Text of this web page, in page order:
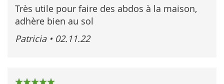
Très utile pour faire des abdos à la maison,
adhère bien au sol
Patricia • 02.11.22